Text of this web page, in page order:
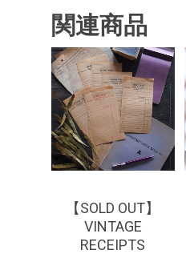
関連商品
¥220
【SOLD OUT】
VINTAGE
RECEIPTS